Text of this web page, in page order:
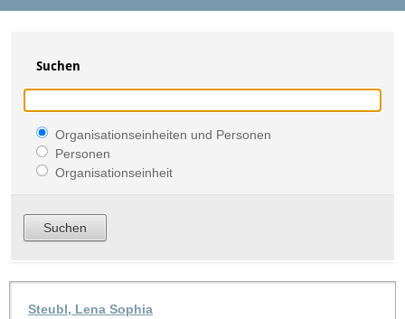
Suchen
Organisationseinheiten und Personen
Personen
Organisationseinheit
Steubl, Lena Sophia